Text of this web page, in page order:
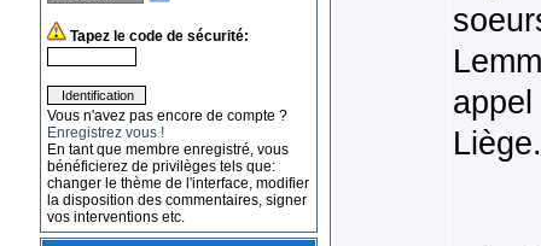
Tapez le code de sécurité:
Vous n'avez pas encore de compte ?
Enregistrez vous !
En tant que membre enregistré, vous
bénéficierez de privilèges tels que:
changer le thème de l'interface, modifier
la disposition des commentaires, signer
vos interventions etc.
Liège.